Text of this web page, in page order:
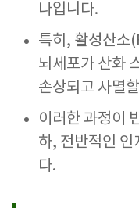
나입니다.
특히, 활성산
뇌세포가 산화
손상되고 사멸
이러한 과정이
하, 전반적인 인
다.